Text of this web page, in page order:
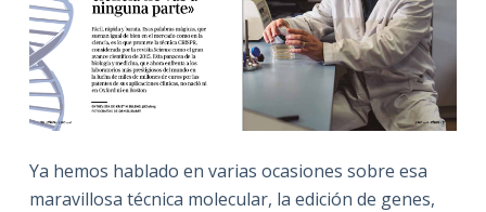
Ya hemos hablado en varias ocasiones sobre esa
maravillosa técnica molecular, la edición de genes,